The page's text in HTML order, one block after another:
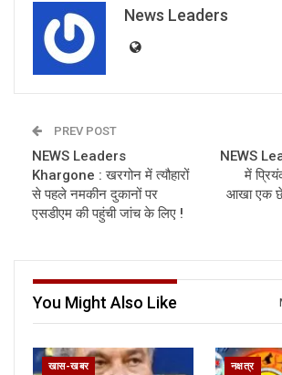
News Leaders
PREV POST
NEWS Leaders
Khargone : खरगोन में त्यौहारों
से पहले नमकीन दुकानों पर
एसडीएम की पहुंची जांच के लिए !
NEWS
में
आखा एक
You Might Also Like
खास-खबर नक्षत्र